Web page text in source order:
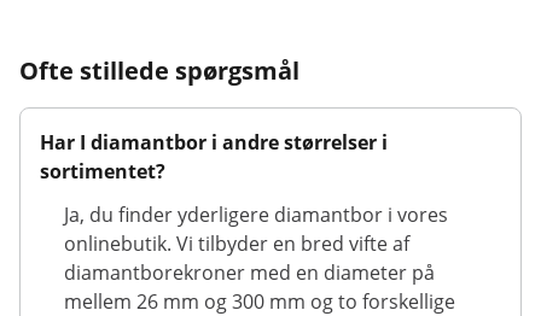
Ofte stillede spørgsmål
Har I diamantbor i andre størrelser i
sortimentet?
Ja, du finder yderligere diamantbor i vores
onlinebutik. Vi tilbyder en bred vifte af
diamantborekroner med en diameter på
mellem 26 mm og 300 mm og to forskellige